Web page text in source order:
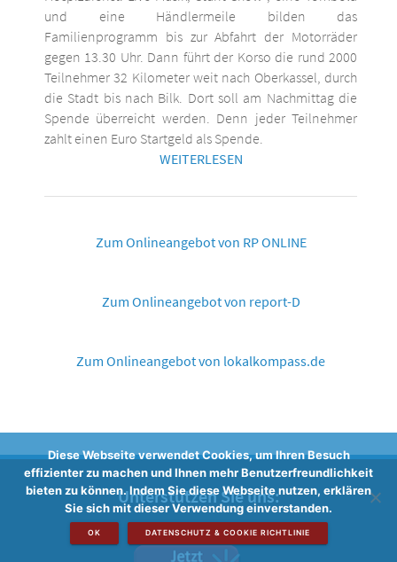
und eine Händlermeile bilden das
Familienprogramm bis zur Abfahrt der Motorräder
gegen 13.30 Uhr. Dann führt der Korso die rund 2000
Teilnehmer 32 Kilometer weit nach Oberkassel, durch
die Stadt bis nach Bilk. Dort soll am Nachmittag die
Spende überreicht werden. Denn jeder Teilnehmer
zahlt einen Euro Startgeld als Spende.
WEITERLESEN
Zum Onlineangebot von RP ONLINE
Zum Onlineangebot von report-D
Zum Onlineangebot von lokalkompass.de
Unterstützen Sie uns:
Diese Webseite verwendet Cookies, um Ihren Besuch
effizienter zu machen und Ihnen mehr Benutzerfreundlichkeit
bieten zu können. Indem Sie diese Webseite nutzen, erklären
Sie sich mit dieser Verwendung einverstanden.
OK DATENSCHUTZ & COOKIE RICHTLINIE